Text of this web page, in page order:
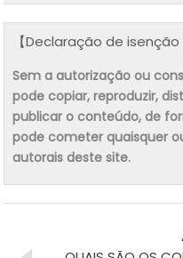
【Declaração de
Sem a autorização ou
pode copiar, reproduzir,
publicar o conteúdo, de
pode cometer quaisquer
autorais deste site.